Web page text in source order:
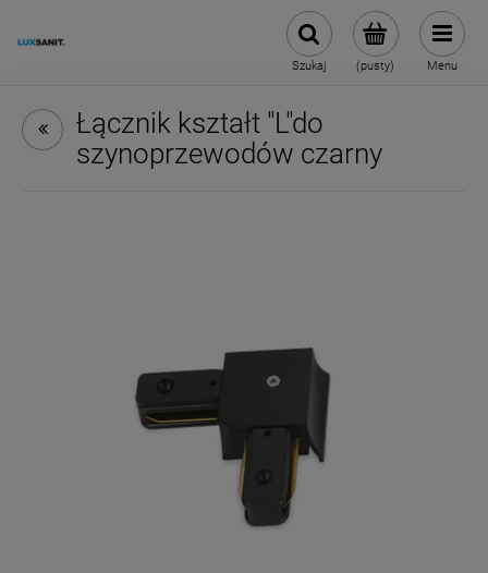
(pusty)
Szukaj Menu
Łącznik kształt "L"do
szynoprzewodów czarny